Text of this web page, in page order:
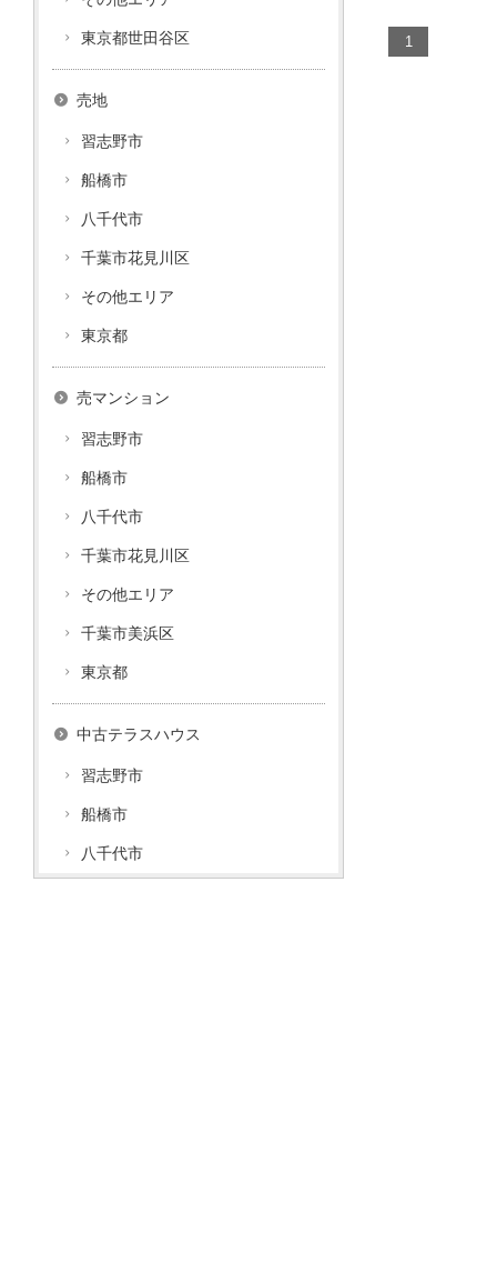
東京都世田谷区
売地
習志野市
船橋市
八千代市
千葉市花見川区
その他エリア
東京都
売マンション
習志野市
船橋市
八千代市
千葉市花見川区
その他エリア
千葉市美浜区
東京都
中古テラスハウス
習志野市
船橋市
八千代市